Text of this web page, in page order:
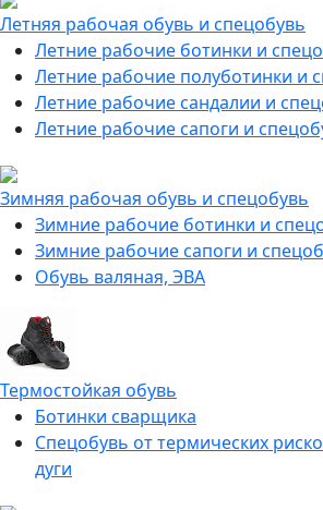
Летняя рабочая обувь и спецобувь
Летние рабочие ботинки и
Летние рабочие полуботинки и
Летние рабочие сандалии и
Летние рабочие сапоги и
Зимняя рабочая обувь и спецобувь
Зимние рабочие ботинки и
Зимние рабочие сапоги и
Обувь валяная, ЭВА
Термостойкая обувь
Ботинки сварщика
Спецобувь от термических
дуги